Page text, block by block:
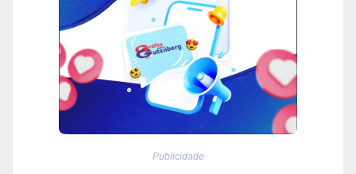
Publicidade